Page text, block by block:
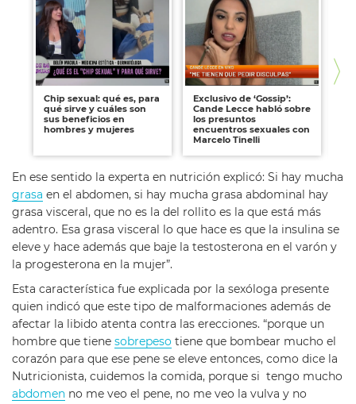
Chip sexual: qué es, para
qué sirve y cuáles son
sus beneficios en
hombres y mujeres
Exclusivo de ‘Gossip’:
Cande Lecce habló sobre
los presuntos
encuentros sexuales con
Marcelo Tinelli
En ese sentido la experta en nutrición explicó: Si hay mucha
grasa en el abdomen, si hay mucha grasa abdominal hay
grasa visceral, que no es la del rollito es la que está más
adentro. Esa grasa visceral lo que hace es que la insulina se
eleve y hace además que baje la testosterona en el varón y
la progesterona en la mujer”.
Esta característica fue explicada por la sexóloga presente
quien indicó que este tipo de malformaciones además de
afectar la libido atenta contra las erecciones. “porque un
hombre que tiene sobrepeso tiene que bombear mucho el
corazón para que ese pene se eleve entonces, como dice la
Nutricionista, cuidemos la comida, porque si tengo mucho
abdomen no me veo el pene, no me veo la vulva y no